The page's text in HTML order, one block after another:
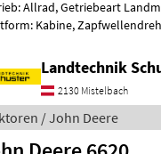
Allrad, Getriebeart
Kabine,
Landtechnik
2130 Mistelbach
/ John Deere